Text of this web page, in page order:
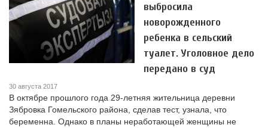
выбросила
новорожденного
ребенка в сельский
туалет. Уголовное дело
передано в суд
30 августа 2017
В октябре прошлого года 29-летняя жительница деревни
Зябровка Гомельского района, сделав тест, узнала, что
беременна. Однако в планы неработающей женщины не